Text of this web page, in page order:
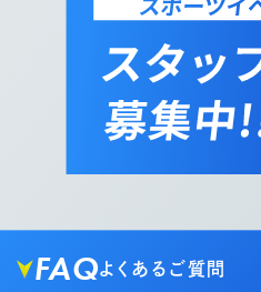
FAQよくあるご質問